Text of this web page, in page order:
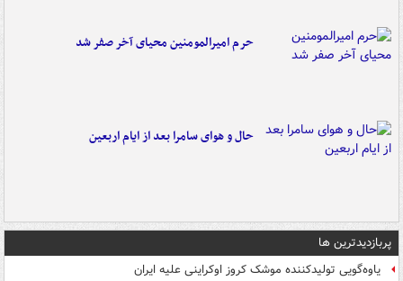
حرم امیرالمومنین محیای آخر صفر شد
حال و هوای سامرا بعد از ایام اربعین
پربازدیدترین ها
یاوه‌گویی تولیدکننده موشک کروز اوکراینی علیه ایران